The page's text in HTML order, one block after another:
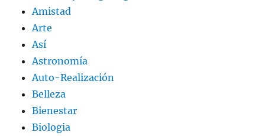
Amistad
Arte
Así
Astronomía
Auto-Realización
Belleza
Bienestar
Biologia